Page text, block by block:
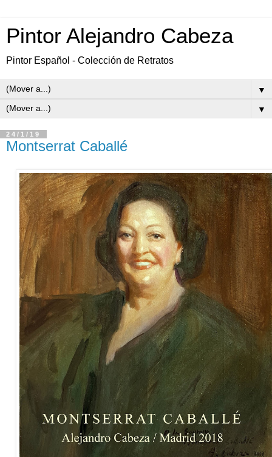
Pintor Alejandro Cabeza
Pintor Español - Colección de Retratos
▼
▼
24/1/19
Montserrat Caballé